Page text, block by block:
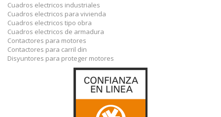
Cuadros electricos industriales
Cuadros electricos para vivienda
Cuadros electricos tipo obra
Cuadros electricos de armadura
Contactores para motores
Contactores para carril din
Disyuntores para proteger motores